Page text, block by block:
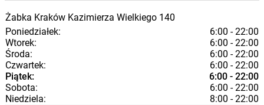
Żabka Kraków Kazimierza Wielkiego 140
Poniedziałek:
6:00 - 22:00
Wtorek:
6:00 - 22:00
Środa:
6:00 - 22:00
Czwartek:
6:00 - 22:00
Piątek:
6:00 - 22:00
Sobota:
6:00 - 22:00
Niedziela:
8:00 - 22:00